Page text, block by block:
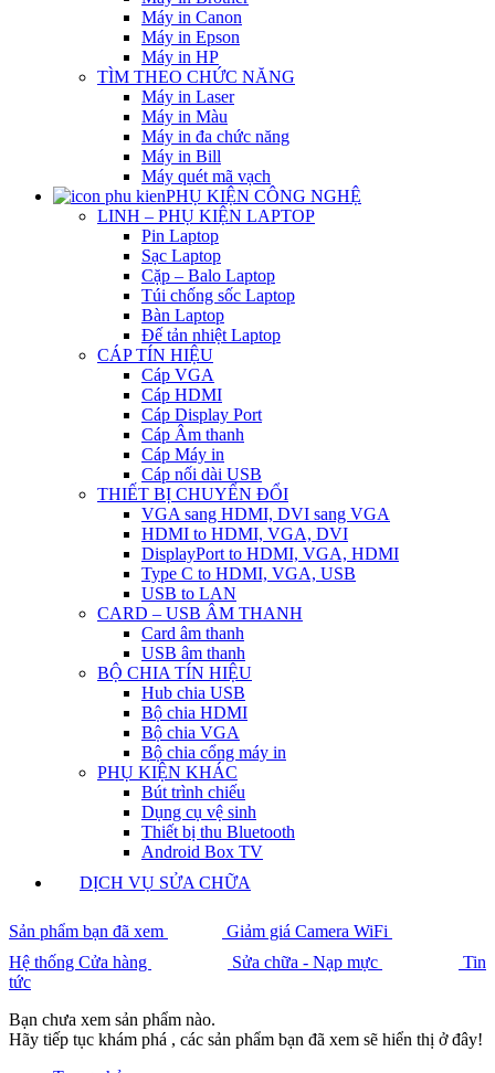
Máy in Canon
Máy in Epson
Máy in HP
TÌM THEO CHỨC NĂNG
Máy in Laser
Máy in Màu
Máy in đa chức năng
Máy in Bill
Máy quét mã vạch
PHỤ KIỆN CÔNG NGHỆ
LINH – PHỤ KIỆN LAPTOP
Pin Laptop
Sạc Laptop
Cặp – Balo Laptop
Túi chống sốc Laptop
Bàn Laptop
Đế tản nhiệt Laptop
CÁP TÍN HIỆU
Cáp VGA
Cáp HDMI
Cáp Display Port
Cáp Âm thanh
Cáp Máy in
Cáp nối dài USB
THIẾT BỊ CHUYỂN ĐỔI
VGA sang HDMI, DVI sang VGA
HDMI to HDMI, VGA, DVI
DisplayPort to HDMI, VGA, HDMI
Type C to HDMI, VGA, USB
USB to LAN
CARD – USB ÂM THANH
Card âm thanh
USB âm thanh
BỘ CHIA TÍN HIỆU
Hub chia USB
Bộ chia HDMI
Bộ chia VGA
Bộ chia cổng máy in
PHỤ KIỆN KHÁC
Bút trình chiếu
Dụng cụ vệ sinh
Thiết bị thu Bluetooth
Android Box TV
DỊCH VỤ SỬA CHỮA
Sản phẩm bạn đã xem
Giảm giá Camera WiFi
Hệ thống Cửa hàng
Sửa chữa - Nạp mực
Tin
tức
Bạn chưa xem sản phẩm nào.
Hãy tiếp tục khám phá , các sản phẩm bạn đã xem sẽ hiển thị ở đây!